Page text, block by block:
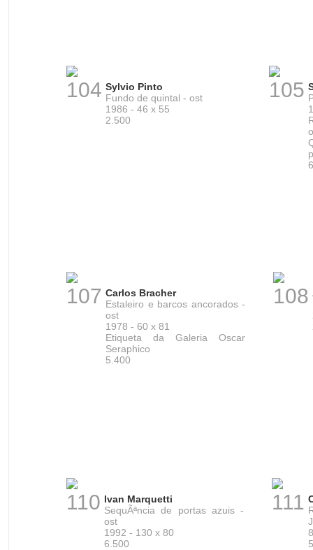
104 Sylvio Pinto
Fundo de quintal - ost
1986 - 46 x 55
2.500
105
107 Carlos Bracher
Estaleiro e barcos ancorados -
ost
1978 - 60 x 81
Etiqueta da Galeria Oscar
Seraphico
5.400
108
110 Ivan Marquetti
SequÃªncia de portas azuis -
ost
1992 - 130 x 80
6.500
111